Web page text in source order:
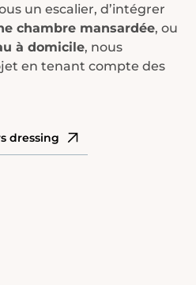
un escalier, d’intégrer
chambre mansardée, ou
à domicile, nous
en tenant compte des
dressing